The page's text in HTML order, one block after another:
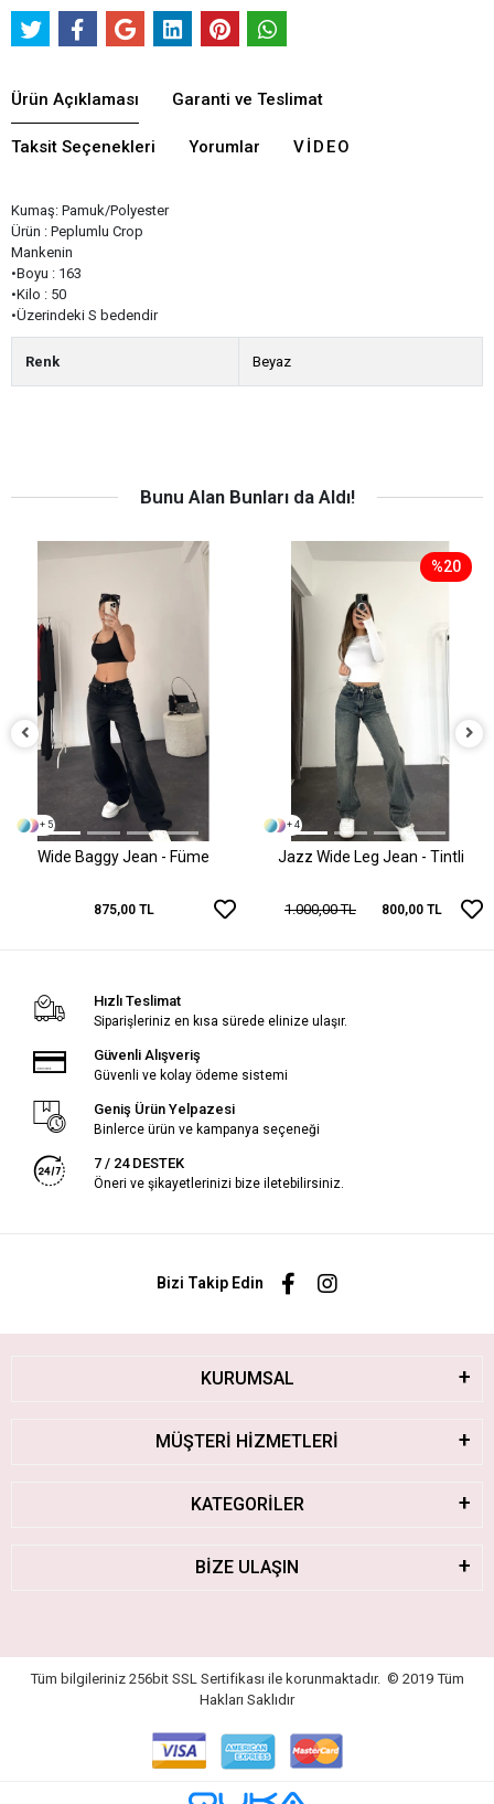
Ürün Açıklaması Garanti ve Teslimat
Taksit Seçenekleri Yorumlar VIDEO
Kumaş: Pamuk/Polyester
Ürün : Peplumlu Crop
Mankenin
•Boyu : 163
•Kilo : 50
•Üzerindeki S bedendir
Renk Beyaz
Bunu Alan Bunları da Aldı!
+ 5
Wide Baggy Jean - Füme
875,00 TL
%20
+ 4
Jazz Wide Leg Jean - Tintli
1.000,00 TL 800,00 TL
Hızlı Teslimat
Siparişleriniz en kısa sürede elinize ulaşır.
Güvenli Alışveriş
Güvenli ve kolay ödeme sistemi
Geniş Ürün Yelpazesi
Binlerce ürün ve kampanya seçeneği
7 / 24 DESTEK
Öneri ve şikayetlerinizi bize iletebilirsiniz.
Bizi Takip Edin
KURUMSAL
MÜŞTERİ HİZMETLERİ
KATEGORİLER
BİZE ULAŞIN
Tüm bilgileriniz 256bit SSL Sertifikası ile korunmaktadır. © 2019 Tüm
Hakları Saklıdır